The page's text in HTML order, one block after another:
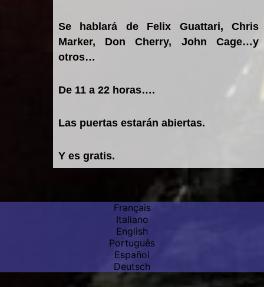
Se hablará de Felix Guattari, Chris
Marker, Don Cherry, John Cage…y
otros…
De 11 a 22 horas….
Las puertas estarán abiertas.
Y es gratis.
Français
Italiano
English
Português
Español
Deutsch